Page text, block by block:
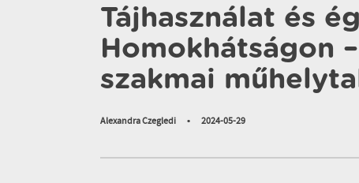
Tájhasználat és
Homokhátságon
szakmai
Alexandra Czegledi • 2024-05-29